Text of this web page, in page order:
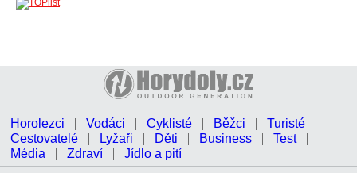
Horolezci Vodáci Cyklisté Běžci
Turisté
Cestovatelé
Lyžaři Děti Business
Test
Média
Zdraví Jídlo a pití